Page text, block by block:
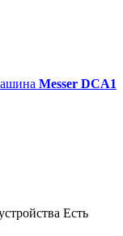
Messer DCA1
Есть